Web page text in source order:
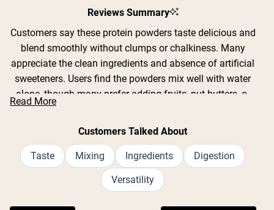
selected
Reviews Summary
Customers say these protein powders taste delicious and
blend smoothly without clumps or chalkiness. Many
appreciate the clean ingredients and absence of artificial
sweeteners. Users find the powders mix well with water
alone, though many prefer adding fruits, nut butters, or
milk alternatives. Common feedback includes praise for
flavors like strawberry banana, chocolate, pumpkin spice,
are gentle on sensitive stomachs and work well as meal
replacements. While most find the taste excellent, some
note certain flavors can be too sweet or artificial-tasting
Read More
Customers Talked About
Taste Mixing Ingredients Digestion
Versatility
Language:
Jetzt Einkaufen